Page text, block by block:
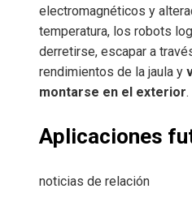
electromagnéticos y
temperatura, los robots
derretirse, escapar a
rendimientos de la jaula y
montarse en el exterior.
Aplicaciones
noticias de relación